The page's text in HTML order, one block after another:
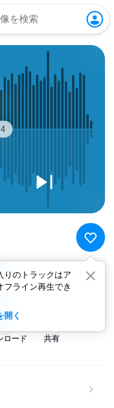
りのトラックはア
フライン再生でき
開く
kurtlar vadisi best of all artist
ロード 共有